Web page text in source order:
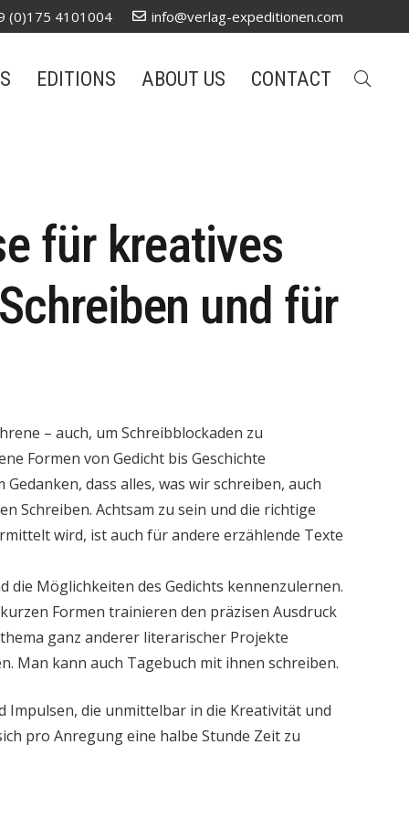
(0)175 4101004 info@verlag-expeditionen.com
EDITIONS ABOUT US CONTACT
für kreatives
und für
– auch, um Schreibblockaden zu
Formen von Gedicht bis Geschichte
dass alles, was wir schreiben, auch
Schreiben. Achtsam zu sein und die richtige
wird, ist auch für andere erzählende Texte
die Möglichkeiten des Gedichts kennenzulernen.
Formen trainieren den präzisen Ausdruck
ganz anderer literarischer Projekte
Man kann auch Tagebuch mit ihnen schreiben.
Impulsen, die unmittelbar in die Kreativität und
pro Anregung eine halbe Stunde Zeit zu